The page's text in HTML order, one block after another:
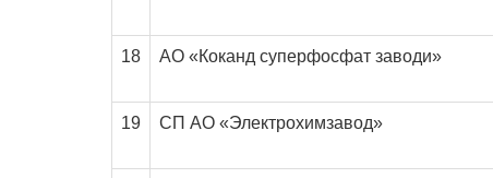
18 АО «Коканд суперфосфат заводи»
19 СП АО «Электрохимзавод»